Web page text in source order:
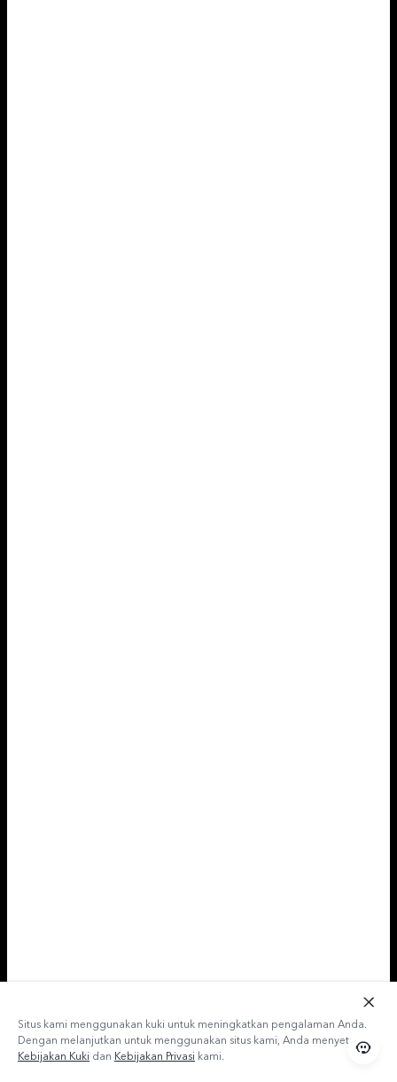
Situs kami menggunakan kuki untuk meningkatkan pengalaman Anda.
Dengan melanjutkan untuk menggunakan situs kami, Anda menyetujui
Kebijakan Kuki dan Kebijakan Privasi kami.